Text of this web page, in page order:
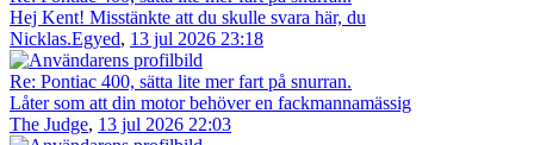
Hej Kent! Misstänkte att du skulle svara här, du
Nicklas.Egyed, 13 jul 2026 23:18
Re: Pontiac 400, sätta lite mer fart på snurran.
Låter som att din motor behöver en fackmannamässig
The Judge, 13 jul 2026 22:03